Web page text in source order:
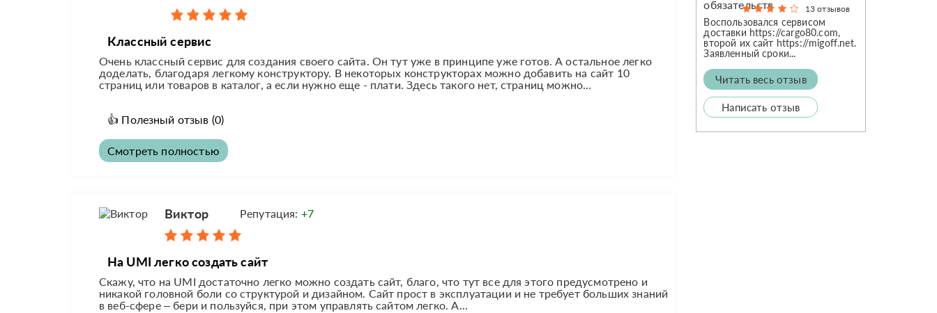
Классный сервис
Очень классный сервис для создания своего сайта. Он тут уже в принципе уже готов. А остальное легко
доделать, благодаря легкому конструктору. В некоторых конструкторах можно добавить на сайт 10
страниц или товаров в каталог, а если нужно еще - плати. Здесь такого нет, страниц можно...
👍 Полезный отзыв (0)
Смотреть полностью
Виктор Репутация: +7
На UMI легко создать сайт
Скажу, что на UMI достаточно легко можно создать сайт, благо, что тут все для этого предусмотрено и
никакой головной боли со структурой и дизайном. Сайт прост в эксплуатации и не требует больших знаний
в веб-сфере – бери и пользуйся, при этом управлять сайтом легко. А...
13 отзывов
Воспользовался сервисом
доставки https://cargo80.com,
второй их сайт https://migoff.net.
Заявленный сроки...
Читать весь отзыв
Написать отзыв